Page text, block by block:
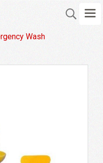
Wash